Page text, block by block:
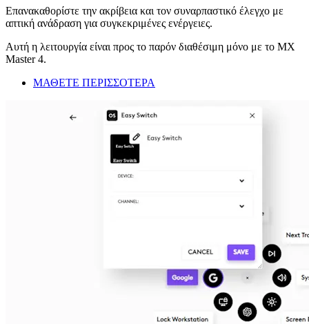
Επανακαθορίστε την ακρίβεια και τον συναρπαστικό έλεγχο με
απτική ανάδραση για συγκεκριμένες ενέργειες.
Αυτή η λειτουργία είναι προς το παρόν διαθέσιμη μόνο με το MX
Master 4.
ΜΑΘΕΤΕ ΠΕΡΙΣΣΟΤΕΡΑ